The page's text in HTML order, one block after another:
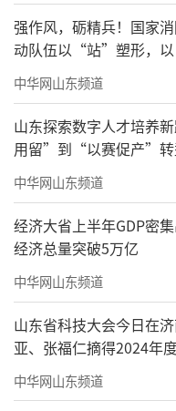
比赛在下午1
拼后，第五台的女
子特级大师谷笑冰
新人陈一宁。随后
大师刘庆南、新秀
战胜邹晨、肖同、
胜。杭镇联队赵盛
伍抢回一局，但
哥先下一城。
强作风，砺精兵！国家
动队伍以“站”塑形，
中华网山东频道
山东探索数字人才培养
用留”到“以赛促产”转
中华网山东频道
经济大省上半年GDP密
经济总量突破5万亿
中华网山东频道
山东省科技大会今日在
亚、张福仁摘得2024年
奖最高奖！
中华网山东频道